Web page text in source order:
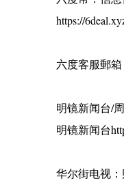
https://
六度客服郵箱
明镜新闻台/
明镜新闻台
华尔街电视